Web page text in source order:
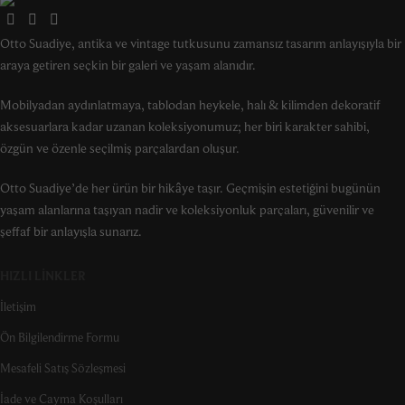
Otto Suadiye, antika ve vintage tutkusunu zamansız tasarım anlayışıyla bir
araya getiren seçkin bir galeri ve yaşam alanıdır.
Mobilyadan aydınlatmaya, tablodan heykele, halı & kilimden dekoratif
aksesuarlara kadar uzanan koleksiyonumuz; her biri karakter sahibi,
özgün ve özenle seçilmiş parçalardan oluşur.
Otto Suadiye’de her ürün bir hikâye taşır. Geçmişin estetiğini bugünün
yaşam alanlarına taşıyan nadir ve koleksiyonluk parçaları, güvenilir ve
şeffaf bir anlayışla sunarız.
İletişim
Ön Bilgilendirme Formu
Mesafeli Satış Sözleşmesi
İade ve Cayma Koşulları